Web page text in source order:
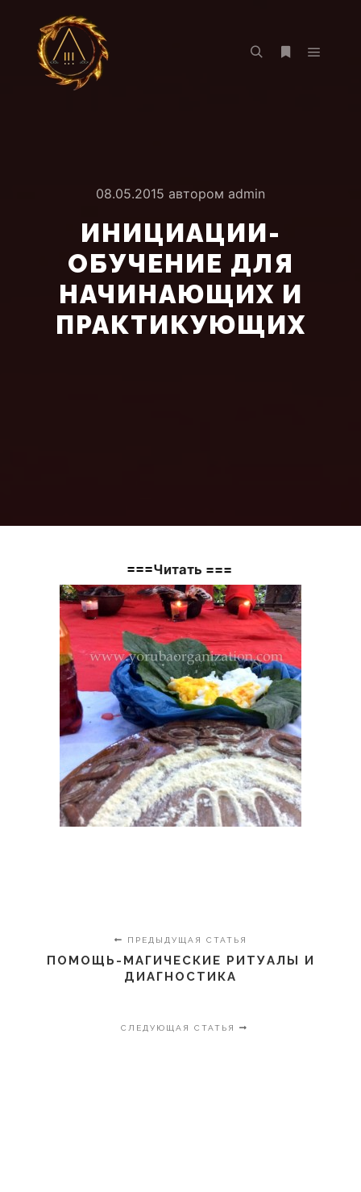
08.05.2015 автором admin
ИНИЦИАЦИИ-
ОБУЧЕНИЕ ДЛЯ
НАЧИНАЮЩИХ И
ПРАКТИКУЮЩИХ
===Читать ===
ПРЕДЫДУЩАЯ СТАТЬЯ
ПОМОЩЬ-МАГИЧЕСКИЕ РИТУАЛЫ И
ДИАГНОСТИКА
СЛЕДУЮЩАЯ СТАТЬЯ